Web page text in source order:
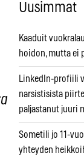
Uusimmat
Kaaduit
hoidon, mutta ei
LinkedIn-profiili
narsistisista
paljastanut juuri
Sometili jo 11-
yhteyden